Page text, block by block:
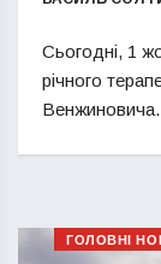
Сьогодні, 1
річного
ГОЛОВНІ